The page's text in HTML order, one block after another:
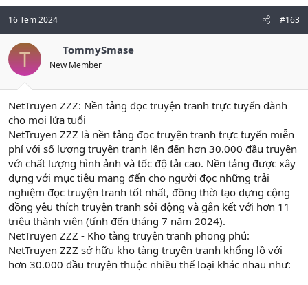
16 Tem 2024 #163
T TommySmase
New Member
NetTruyen ZZZ: Nền tảng đọc truyện tranh trực tuyến dành
cho mọi lứa tuổi
NetTruyen ZZZ là nền tảng đọc truyện tranh trực tuyến miễn
phí với số lượng truyện tranh lên đến hơn 30.000 đầu truyện
với chất lượng hình ảnh và tốc độ tải cao. Nền tảng được xây
dựng với mục tiêu mang đến cho người đọc những trải
nghiệm đọc truyện tranh tốt nhất, đồng thời tạo dựng cộng
đồng yêu thích truyện tranh sôi động và gắn kết với hơn 11
triệu thành viên (tính đến tháng 7 năm 2024).
NetTruyen ZZZ - Kho tàng truyện tranh phong phú:
NetTruyen ZZZ sở hữu kho tàng truyện tranh khổng lồ với
hơn 30.000 đầu truyện thuộc nhiều thể loại khác nhau như: